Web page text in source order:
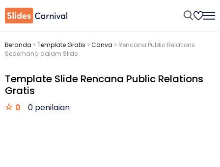
Beranda > Template Gratis > Canva > Rencana Public Relations
Sederhana dalam Slide
Template Slide Rencana Public Relations
Gratis
0 0 penilaian